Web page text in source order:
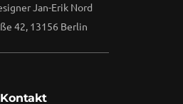
Jan-Erik Nord
42, 13156 Berlin
Kontakt